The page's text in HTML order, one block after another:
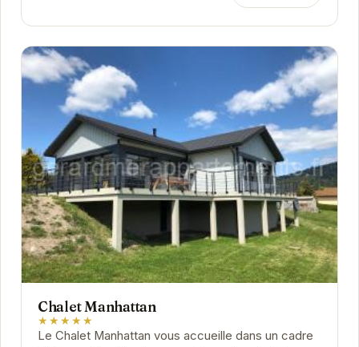
Chalet Manhattan
★★★★★
Le Chalet Manhattan vous accueille dans un cadre